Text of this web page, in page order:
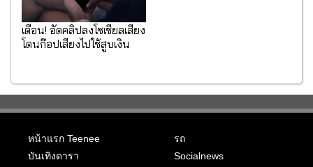
เตือน! อัดคลิปลงโซเชียลเสี่ยง
โดนก๊อปเสียงไปใช้สูบเงิน
หน้าแรก Teenee
บันเทิงดารา
รถ
Socialnews